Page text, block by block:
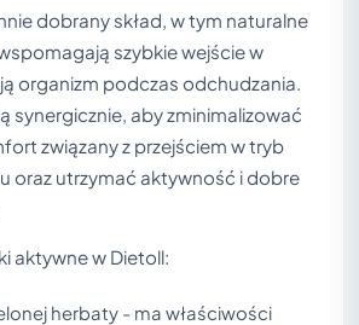
dobrany skład, w tym naturalne
szybkie wejście w
organizm podczas odchudzania.
synergicznie, aby zminimalizować
związany z przejściem w tryb
oraz utrzymać aktywność i dobre
aktywne w Dietoll:
herbaty - ma właściwości